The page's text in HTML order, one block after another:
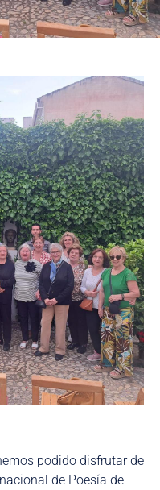
podido disfrutar de
de Poesía de